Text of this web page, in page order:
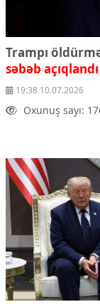
Trampı
səbəb açıqlandı
19:38 10.07.2026
Oxunuş sayı: